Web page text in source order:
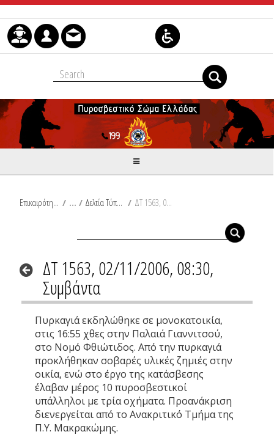
Μετάβαση στο περιεχόμενο
Επικαιρότητα / Δελτία Τύπου / ΔΤ 1563, 02/11/2006, 08:30, Συμβάντα
ΔΤ 1563, 02/11/2006, 08:30,
Συμβάντα
Πυρκαγιά εκδηλώθηκε σε μονοκατοικία,
στις 16:55 χθες στην Παλαιά Γιαννιτσού,
στο Νομό Φθιώτιδος. Από την πυρκαγιά
προκλήθηκαν σοβαρές υλικές ζημιές στην
οικία, ενώ στο έργο της κατάσβεσης
έλαβαν μέρος 10 πυροσβεστικοί
υπάλληλοι με τρία οχήματα. Προανάκριση
διενεργείται από το Ανακριτικό Τμήμα της
Π.Υ. Μακρακώμης.